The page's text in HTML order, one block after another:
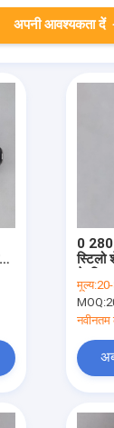
अपनी आवश्यकता दें
0
स्टिलो
इंजेक्टर
मूल्य:
MOQ: